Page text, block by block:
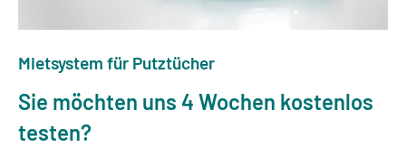
Mietsystem für Putztücher
Sie möchten uns 4 Wochen kostenlos
testen?